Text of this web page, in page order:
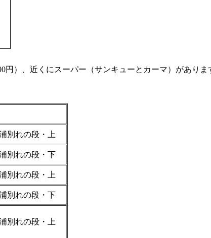
）、近くにスーパー（サンキューとカーマ）がありま
別れの段・上
別れの段・下
別れの段・上
別れの段・下
別れの段・上